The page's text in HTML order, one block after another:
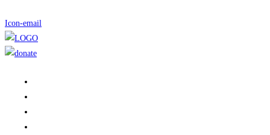
Icon-email